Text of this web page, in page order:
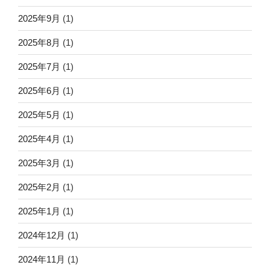
2025年9月 (1)
2025年8月 (1)
2025年7月 (1)
2025年6月 (1)
2025年5月 (1)
2025年4月 (1)
2025年3月 (1)
2025年2月 (1)
2025年1月 (1)
2024年12月 (1)
2024年11月 (1)